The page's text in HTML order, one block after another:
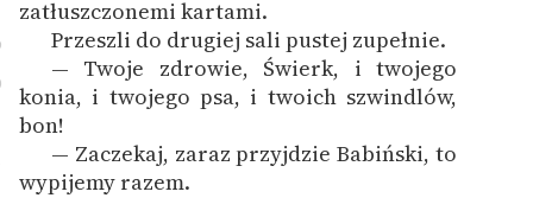
zatłuszczonemi kartami.
Przeszli do drugiej sali pustej zupełnie.
— Twoje zdrowie, Świerk, i twojego
konia, i twojego psa, i twoich szwindlów,
bon!
— Zaczekaj, zaraz przyjdzie Babiński, to
wypijemy razem.